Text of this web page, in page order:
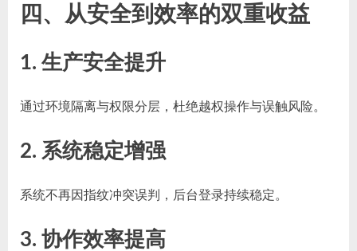
四、从安全到效率的双重收益
1. 生产安全提升
通过环境隔离与权限分层，杜绝越权操作与误触风险。
2. 系统稳定增强
系统不再因指纹冲突误判，后台登录持续稳定。
3. 协作效率提高